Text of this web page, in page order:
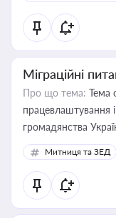
Міграційні
Про що тема: Тема
працевлаштування
громадянства
Митниця та ЗЕД